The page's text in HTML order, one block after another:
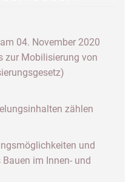
04. November 2020
zur Mobilisierung von
zählen
und
im Innen- und